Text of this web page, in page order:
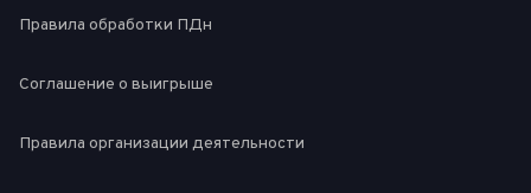
Правила обработки ПДн
Соглашение о выигрыше
Правила организации деятельности